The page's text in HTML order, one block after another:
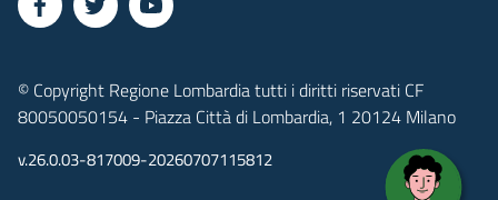
© Copyright Regione Lombardia tutti i diritti riservati CF
80050050154 - Piazza Città di Lombardia, 1 20124 Milano
v.26.0.03-817009-20260707115812